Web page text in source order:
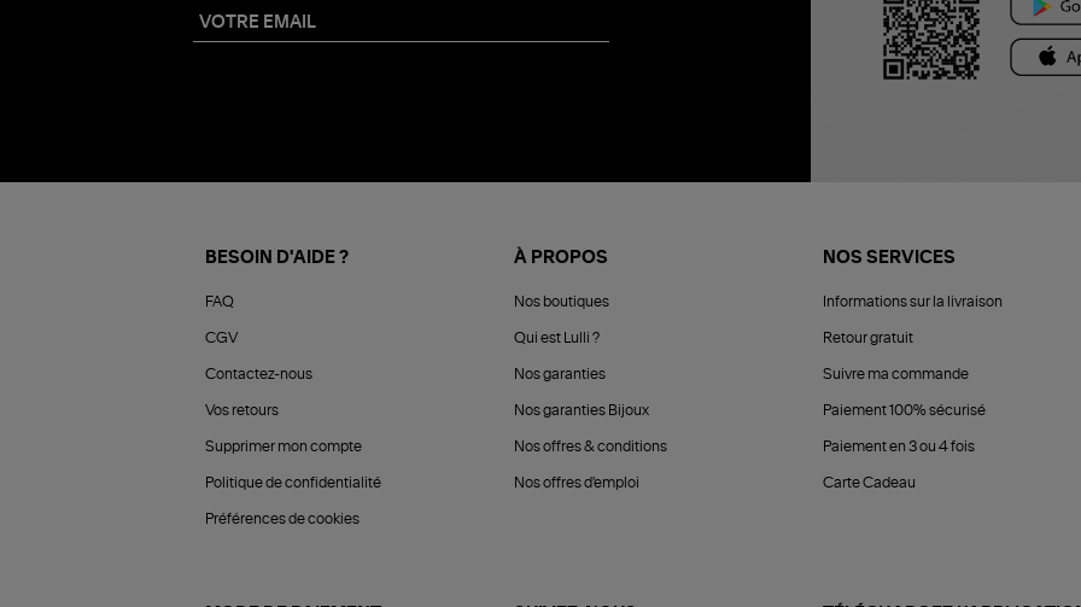
BESOIN D'AIDE ?
FAQ
CGV
Contactez-nous
Vos retours
Supprimer mon compte
Politique de confidentialité
Préférences de cookies
À PROPOS
Nos boutiques
Qui est Lulli ?
Nos garanties
Nos garanties Bijoux
Nos offres & conditions
Nos offres d'emploi
NOS SERVICES
Informations sur la livraison
Retour gratuit
Suivre ma commande
Paiement 100% sécurisé
Paiement en 3 ou 4 fois
Carte Cadeau